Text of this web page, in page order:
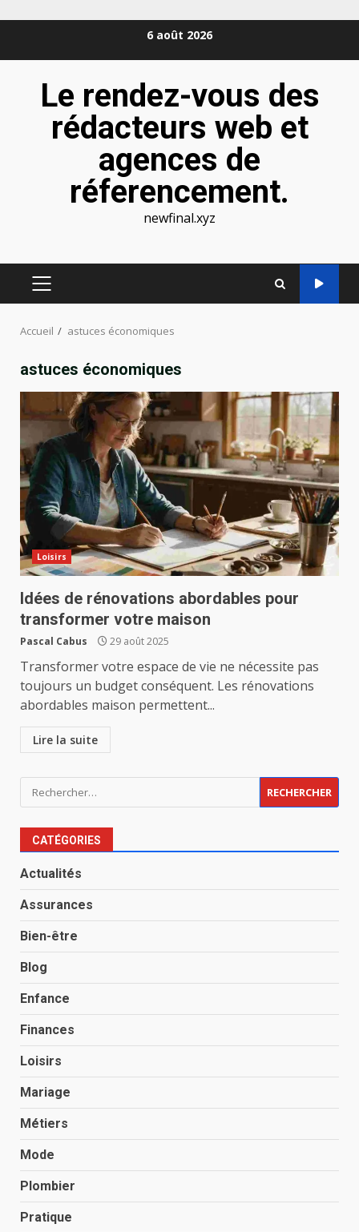
6 août 2026
Le rendez-vous des
rédacteurs web et
agences de
réferencement.
newfinal.xyz
MENU
Accueil astuces économiques
astuces économiques
Loisirs
Idées de rénovations abordables pour
transformer votre maison
Pascal Cabus 29 août 2025
Transformer votre espace de vie ne nécessite pas
toujours un budget conséquent. Les rénovations
abordables maison permettent...
Lire la suite
Rechercher :
CATÉGORIES
Actualités
Assurances
Bien-être
Blog
Enfance
Finances
Loisirs
Mariage
Métiers
Mode
Plombier
Pratique